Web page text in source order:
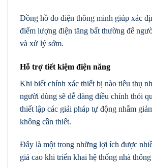
Đồng hồ đo điện thông minh giúp xác
điểm lượng điện tăng bất thường để
và xử lý sớm.
Hỗ trợ tiết kiệm điện năng
Khi biết chính xác thiết bị nào tiêu thụ
người dùng sẽ dễ dàng điều chỉnh thói
thiết lập các giải pháp tự động nhằm
không cần thiết.
Đây là một trong những lợi ích được
giá cao khi triển khai hệ thống nhà